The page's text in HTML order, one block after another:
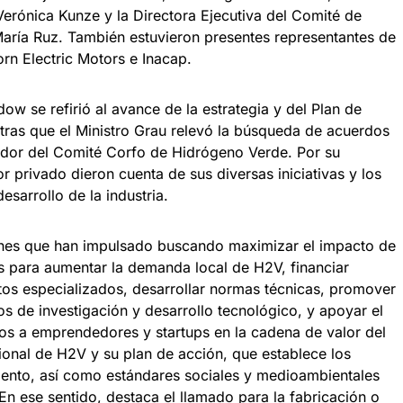
Kunze y la Directora Ejecutiva del Comité de
Ruz. También estuvieron presentes representantes de
Electric Motors e Inacap.
se refirió al avance de la estrategia y del Plan de
que el Ministro Grau relevó la búsqueda de acuerdos
del Comité Corfo de Hidrógeno Verde. Por su
privado dieron cuenta de sus diversas iniciativas y los
de la industria.
que han impulsado buscando maximizar el impacto de
para aumentar la demanda local de H2V, financiar
especializados, desarrollar normas técnicas, promover
de investigación y desarrollo tecnológico, y apoyar el
a emprendedores y startups en la cadena de valor del
de H2V y su plan de acción, que establece los
así como estándares sociales y medioambientales
ese sentido, destaca el llamado para la fabricación o